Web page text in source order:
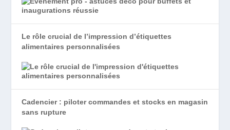
Le rôle crucial de l’impression d’étiquettes
alimentaires personnalisées
Cadencier : piloter commandes et stocks en magasin
sans rupture